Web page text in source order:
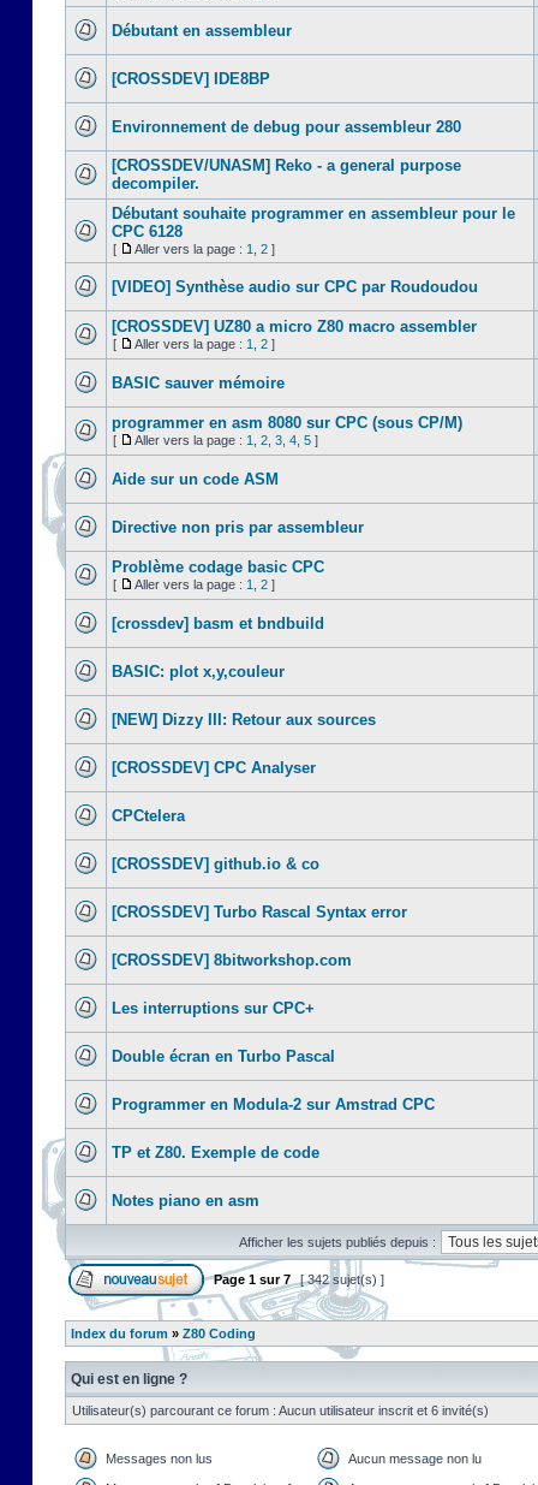
Débutant en assembleur
[CROSSDEV] IDE8BP
Environnement de debug pour assembleur 280
[CROSSDEV/UNASM] Reko - a general purpose
decompiler.
Débutant souhaite programmer en assembleur pour le
CPC 6128
[ Aller vers la page : 1 2 ]
[VIDEO] Synthèse audio sur CPC par Roudoudou
[CROSSDEV] UZ80 a micro Z80 macro assembler
[ Aller vers la page : 1 2 ]
BASIC sauver mémoire
programmer en asm 8080 sur CPC (sous CP/M)
[ Aller vers la page : 1 2 3 4 5 ]
Aide sur un code ASM
Directive non pris par assembleur
Problème codage basic CPC
[ Aller vers la page : 1 2 ]
[crossdev] basm et bndbuild
BASIC: plot x,y,couleur
[NEW] Dizzy III: Retour aux sources
[CROSSDEV] CPC Analyser
CPCtelera
[CROSSDEV] github.io & co
[CROSSDEV] Turbo Rascal Syntax error
[CROSSDEV] 8bitworkshop.com
Les interruptions sur CPC+
Double écran en Turbo Pascal
Programmer en Modula-2 sur Amstrad CPC
TP et Z80. Exemple de code
Notes piano en asm
Afficher les sujets publiés depuis :
Page 1 sur7 [ 342 sujet(s) ]
Index du forum » Z80 Coding
Qui est en ligne ?
Utilisateur(s) parcourant ce forum : Aucun utilisateur inscrit et 6 invité(s)
Messages non lus Aucun message non lu